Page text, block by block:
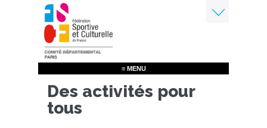
Aller
au
contenu
principal
≡ MENU
Des activités pour
tous